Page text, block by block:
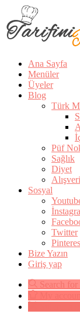
Ana Sayfa
Menüler
Üyeler
Blog
Türk
Püf
Sağlık
Diyet
Sosyal
Twitter
Bize Yazın
Giriş yap
Search for